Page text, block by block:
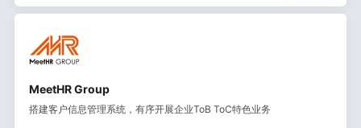
MeetHR Group
搭建客户信息管理系统，有序开展企业ToB ToC特色业务